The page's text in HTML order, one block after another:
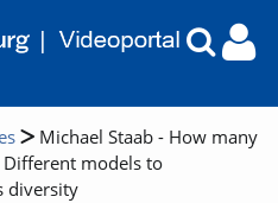
Michael Staab - How many
Different models to
diversity